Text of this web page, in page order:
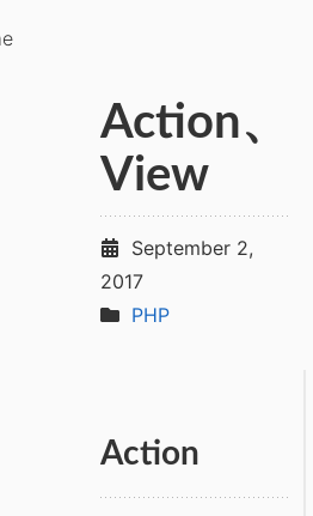
Action、
View
September 2,
2017
PHP
Action